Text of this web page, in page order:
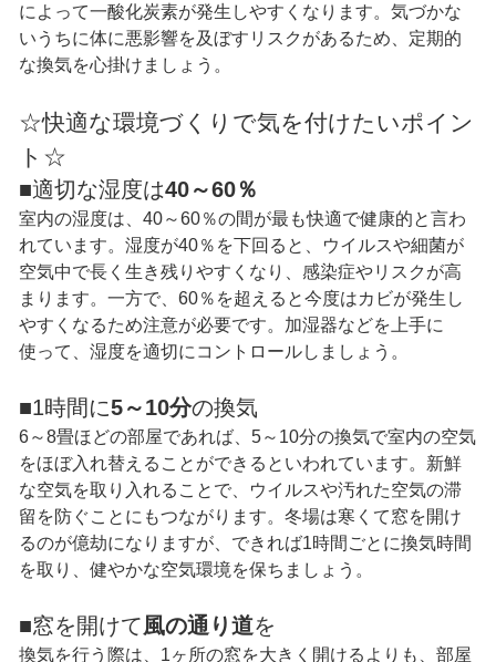
によって一酸化炭素が発生しやすくなります。気づかな
いうちに体に悪影響を及ぼすリスクがあるため、定期的
な換気を心掛けましょう。
☆快適な環境づくりで気を付けたいポイン
ト☆
■適切な湿度は40～60％
室内の湿度は、40～60％の間が最も快適で健康的と言わ
れています。湿度が40％を下回ると、ウイルスや細菌が
空気中で長く生き残りやすくなり、感染症やリスクが高
まります。一方で、60％を超えると今度はカビが発生し
やすくなるため注意が必要です。加湿器などを上手に
使って、湿度を適切にコントロールしましょう。
■1時間に5～10分の換気
6～8畳ほどの部屋であれば、5～10分の換気で室内の空気
をほぼ入れ替えることができるといわれています。新鮮
な空気を取り入れることで、ウイルスや汚れた空気の滞
留を防ぐことにもつながります。冬場は寒くて窓を開け
るのが億劫になりますが、できれば1時間ごとに換気時間
を取り、健やかな空気環境を保ちましょう。
■窓を開けて風の通り道を
換気を行う際は、1ヶ所の窓を大きく開けるよりも、部屋